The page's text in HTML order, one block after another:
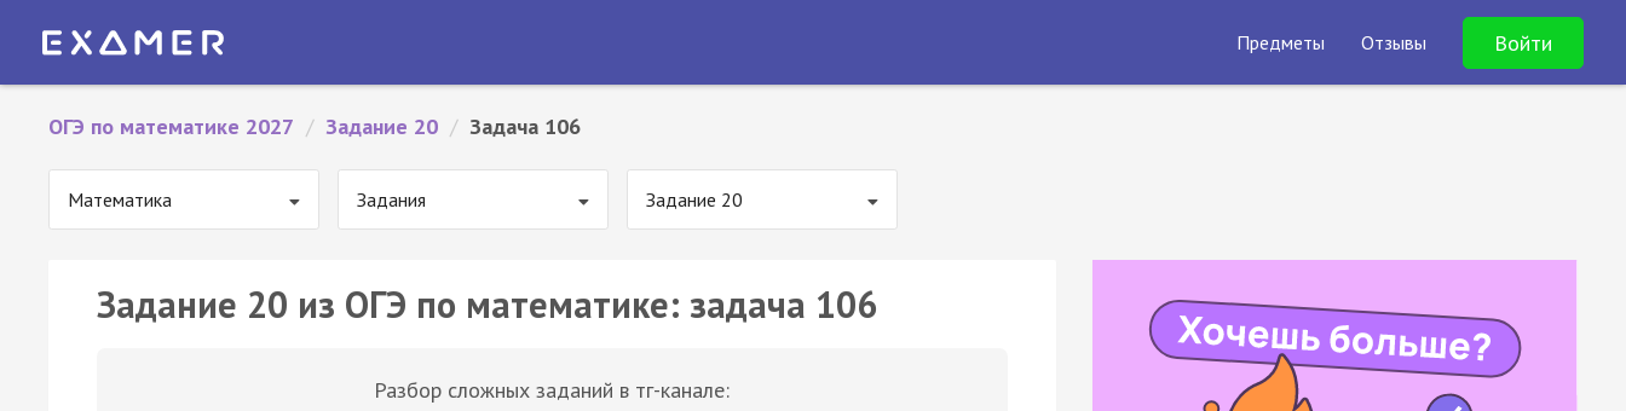
Предметы Отзывы Войти
ОГЭ по математике 2027 / Задание 20 / Задача 106
Математика Задания Задание 20
Задание 20 из ОГЭ по математике: задача 106
Разбор сложных заданий в тг-канале: